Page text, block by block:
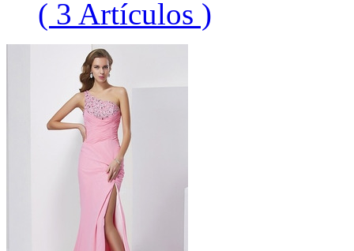
( 3 Artículos )